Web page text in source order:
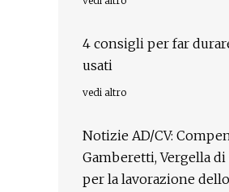
4 consigli per far
usati
vedi altro
Notizie AD/CV:
Gamberetti, Vergella
per la lavorazione